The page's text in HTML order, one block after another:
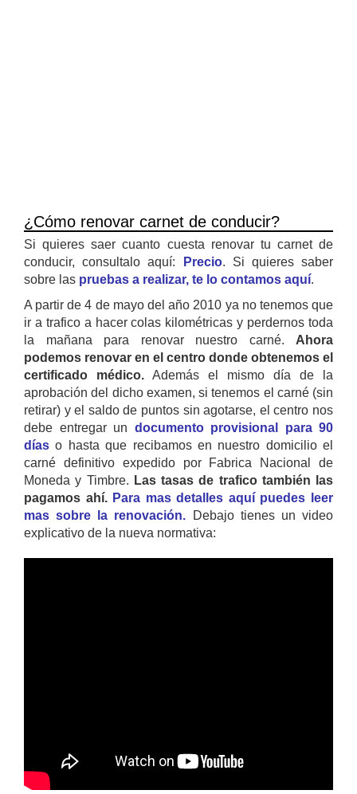
¿Cómo renovar carnet de conducir?
Si quieres saer cuanto cuesta renovar tu carnet de
conducir, consultalo aquí:
Precio. Si quieres saber
sobre las pruebas a realizar, te lo contamos aquí.
A partir de 4 de mayo del año 2010 ya no tenemos que
ir a trafico a hacer colas kilométricas y perdernos toda
la mañana para renovar nuestro carné. Ahora
podemos renovar en el centro donde obtenemos el
certificado médico. Además el mismo día de la
aprobación del dicho examen, si tenemos el carné (sin
retirar) y el saldo de puntos sin agotarse, el centro nos
debe entregar un documento provisional para 90
días o hasta que recibamos en nuestro domicilio el
carné definitivo expedido por Fabrica Nacional de
Moneda y Timbre. Las tasas de trafico también las
pagamos ahí. Para mas detalles aquí puedes leer
mas sobre la renovación. Debajo tienes un video
explicativo de la nueva normativa: